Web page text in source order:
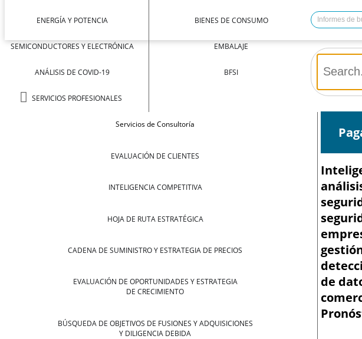
ENERGÍA Y POTENCIA
SEMICONDUCTORES Y ELECTRÓNICA
ANÁLISIS DE COVID-19
SERVICIOS PROFESIONALES
BIENES DE CONSUMO
EMBALAJE
BFSI
Servicios de Consultoría
EVALUACIÓN DE CLIENTES
INTELIGENCIA COMPETITIVA
HOJA DE RUTA ESTRATÉGICA
CADENA DE SUMINISTRO Y ESTRATEGIA DE PRECIOS
EVALUACIÓN DE OPORTUNIDADES Y ESTRATEGIA
DE CRECIMIENTO
BÚSQUEDA DE OBJETIVOS DE FUSIONES Y ADQUISICIONES
Y DILIGENCIA DEBIDA
de